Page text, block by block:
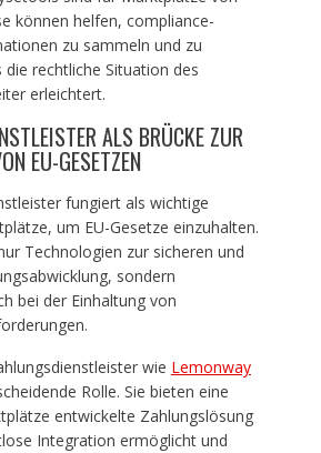
können helfen, compliance-
zu sammeln und zu
die rechtliche Situation des
erleichtert.
ALS BRÜCKE ZUR
EU-GESETZEN
fungiert als wichtige
um EU-Gesetze einzuhalten.
Technologien zur sicheren und
sondern
bei der Einhaltung von
wie Lemonway
Rolle. Sie bieten eine
entwickelte Zahlungslösung
Integration ermöglicht und